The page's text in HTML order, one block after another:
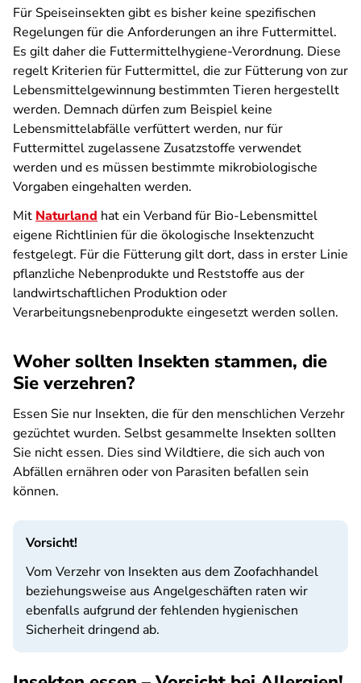
Für Speiseinsekten gibt es bisher keine spezifischen
Regelungen für die Anforderungen an ihre Futtermittel.
Es gilt daher die Futtermittelhygiene-Verordnung. Diese
regelt Kriterien für Futtermittel, die zur Fütterung von zur
Lebensmittelgewinnung bestimmten Tieren hergestellt
werden. Demnach dürfen zum Beispiel keine
Lebensmittelabfälle verfüttert werden, nur für
Futtermittel zugelassene Zusatzstoffe verwendet
werden und es müssen bestimmte mikrobiologische
Vorgaben eingehalten werden.
Mit Naturland hat ein Verband für Bio-Lebensmittel
eigene Richtlinien für die ökologische Insektenzucht
festgelegt. Für die Fütterung gilt dort, dass in erster Linie
pflanzliche Nebenprodukte und Reststoffe aus der
landwirtschaftlichen Produktion oder
Verarbeitungsnebenprodukte eingesetzt werden sollen.
Woher sollten Insekten stammen, die
Sie verzehren?
Essen Sie nur Insekten, die für den menschlichen Verzehr
gezüchtet wurden. Selbst gesammelte Insekten sollten
Sie nicht essen. Dies sind Wildtiere, die sich auch von
Abfällen ernähren oder von Parasiten befallen sein
können.
Vorsicht!
Vom Verzehr von Insekten aus dem Zoofachhandel
beziehungsweise aus Angelgeschäften raten wir
ebenfalls aufgrund der fehlenden hygienischen
Sicherheit dringend ab.